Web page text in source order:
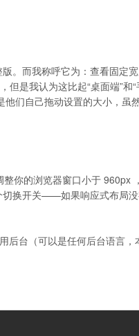
。而我称呼它为：查看固定
但是我认为这比起“桌面端”和“
们自己拖动设置的大小，虽
你的浏览器窗口小于 960px
换开关——如果响应式布局没
后台（可以是任何后台语言，